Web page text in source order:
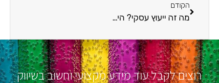
הקודם
מה זה ייעוץ עסקי? הינה כל מה שצריך לדעת
רוצים לקבל עוד מידע מקצועי וחשוב בשיווק